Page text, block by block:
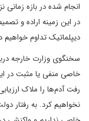
انجام شده در بازه
در این زمینه اراده و
دیپلماتیک تداوم
سخنگوی وزارت خارجه
خاصی منفی یا مثبت در
رفت آدم‌ها را ملاک
نخواهیم کرد. به رفتار